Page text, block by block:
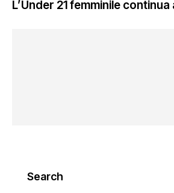
L’Under 21 femminile
Search